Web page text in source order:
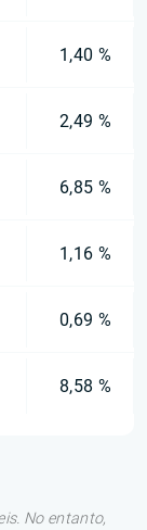
1,40 %
2,49 %
6,85 %
1,16 %
0,69 %
8,58 %
No entanto,